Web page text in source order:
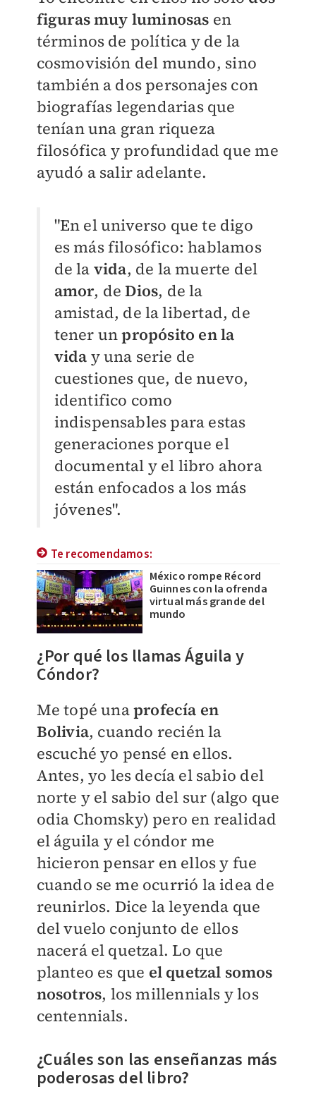
figuras muy luminosas en
términos de política y de la
cosmovisión del mundo, sino
también a dos personajes con
biografías legendarias que
tenían una gran riqueza
filosófica y profundidad que me
ayudó a salir adelante.
"En el universo que te digo
es más filosófico: hablamos
de la vida, de la muerte del
amor, deDios, de la
amistad, de la libertad, de
tener unpropósito en la
vida y una serie de
cuestiones que, de nuevo,
identifico como
indispensables para estas
generaciones porque el
documental y el libro ahora
están enfocados a los más
jóvenes".
Te recomendamos:
México rompe Récord
Guinnes con la ofrenda
virtual más grande del
mundo
¿Por qué los llamas Águila y
Cóndor?
Me topé unaprofecía en
Bolivia, cuando recién la
escuché yo pensé en ellos.
Antes, yo les decía el sabio del
norte y el sabio del sur (algo que
odia Chomsky) pero en realidad
el águila y el cóndor me
hicieron pensar en ellos y fue
cuando se me ocurrió la idea de
reunirlos. Dice la leyenda que
del vuelo conjunto de ellos
nacerá el quetzal. Lo que
planteo es que el quetzal somos
nosotros, los millennials y los
centennials.
¿Cuáles son las enseñanzas más
poderosas del libro?